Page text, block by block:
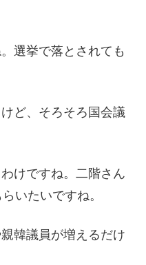
選挙で落とされても
ど、そろそろ国会議
けですね。二階さん
いたいですね。
韓議員が増えるだけ